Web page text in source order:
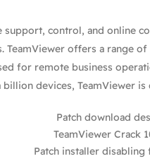
control, and online
offers a range
for remote business
billion devices, TeamViewer
Patch download
TeamViewer Crack
Patch installer